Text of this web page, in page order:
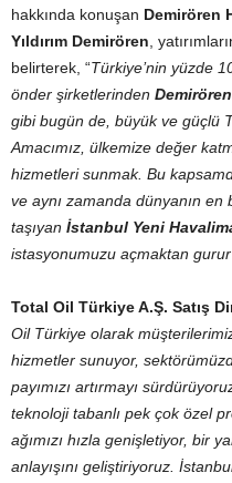
hakkında konuşan Demirören
Yıldırım Demirören ,
belirterek, “Türkiye’nin yüzde
önder şirketlerinden
gibi bugün de, büyük ve güçlü
Amacımız, ülkemize değer
hizmetleri sunmak. Bu
ve aynı zamanda dünyanın
taşıyan İstanbul Yeni
istasyonumuzu açmaktan
Total Oil Türkiye A.Ş. Satış
Oil Türkiye olarak
hizmetler sunuyor,
payımızı artırmayı
teknoloji tabanlı pek çok özel
ağımızı hızla genişletiyor, bir
anlayışını geliştiriyoruz.